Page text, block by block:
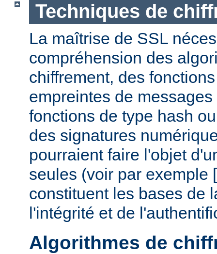
Techniques de
La maîtrise de SSL
compréhension des
chiffrement, des
empreintes de
fonctions de type hash
des signatures
pourraient faire l'objet
seules (voir par exemple [
constituent les bases de
l'intégrité et de
Algorithmes de